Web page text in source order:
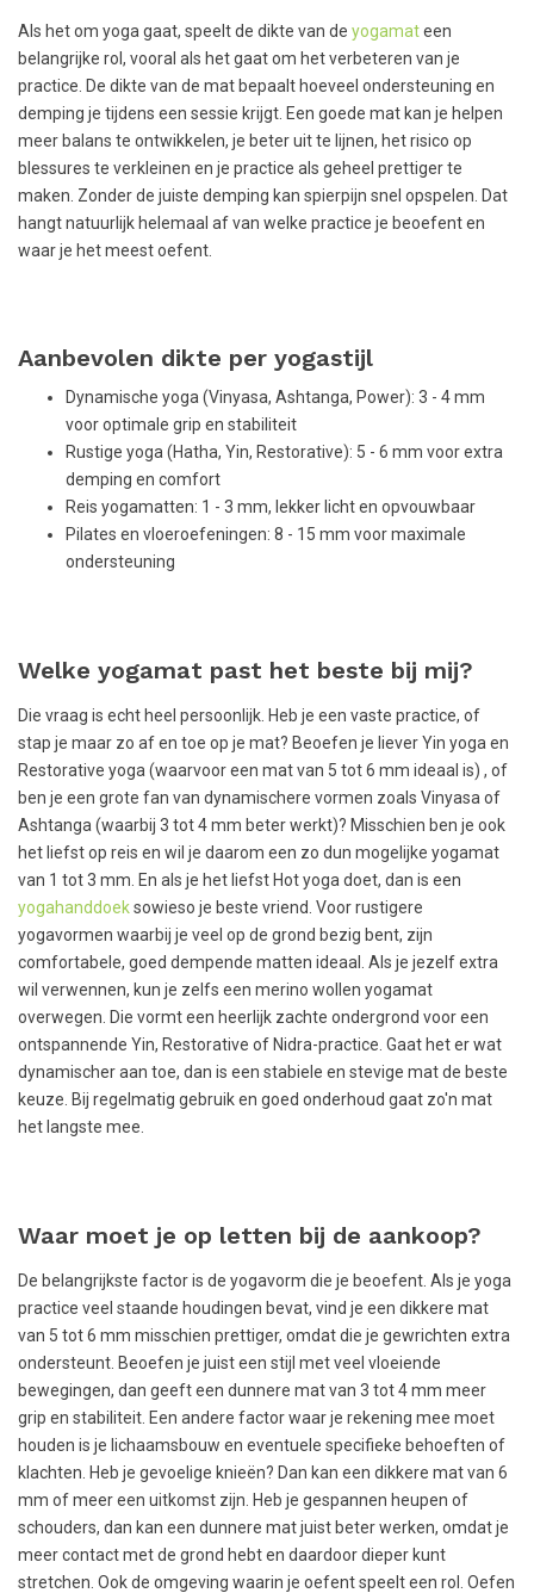
Als het om yoga gaat, speelt de dikte van de yogamateen
belangrijke rol, vooral als het gaat om het verbeteren van je
practice. De dikte van de mat bepaalt hoeveel ondersteuning en
demping je tijdens een sessie krijgt. Een goede mat kan je helpen
meer balans te ontwikkelen, je beter uit te lijnen, het risico op
blessures te verkleinen en je practice als geheel prettiger te
maken. Zonder de juiste demping kan spierpijn snel opspelen. Dat
hangt natuurlijk helemaal af van welke practice je beoefent en
waar je het meest oefent.
Aanbevolen dikte per yogastijl
Dynamische yoga (Vinyasa, Ashtanga, Power): 3 - 4 mm
voor optimale grip en stabiliteit
Rustige yoga (Hatha, Yin, Restorative): 5 - 6 mm voor extra
demping en comfort
Reis yogamatten: 1 - 3 mm, lekker licht en opvouwbaar
Pilates en vloeroefeningen: 8 - 15 mm voor maximale
ondersteuning
Welke yogamat past het beste bij mij?
Die vraag is echt heel persoonlijk. Heb je een vaste practice, of
stap je maar zo af en toe op je mat? Beoefen je liever Yin yoga en
Restorative yoga (waarvoor een mat van 5 tot 6 mm ideaal is) , of
ben je een grote fan van dynamischere vormen zoals Vinyasa of
Ashtanga (waarbij 3 tot 4 mm beter werkt)? Misschien ben je ook
het liefst op reis en wil je daarom een zo dun mogelijke yogamat
van 1 tot 3 mm. En als je het liefst Hot yoga doet, dan is een
yogahanddoeksowieso je beste vriend. Voor rustigere
yogavormen waarbij je veel op de grond bezig bent, zijn
comfortabele, goed dempende matten ideaal. Als je jezelf extra
wil verwennen, kun je zelfs een merino wollen yogamat
overwegen. Die vormt een heerlijk zachte ondergrond voor een
ontspannende Yin, Restorative of Nidra-practice. Gaat het er wat
dynamischer aan toe, dan is een stabiele en stevige mat de beste
keuze. Bij regelmatig gebruik en goed onderhoud gaat zo'n mat
het langste mee.
Waar moet je op letten bij de aankoop?
De belangrijkste factor is de yogavorm die je beoefent. Als je yoga
practice veel staande houdingen bevat, vind je een dikkere mat
van 5 tot 6 mm misschien prettiger, omdat die je gewrichten extra
ondersteunt. Beoefen je juist een stijl met veel vloeiende
bewegingen, dan geeft een dunnere mat van 3 tot 4 mm meer
grip en stabiliteit. Een andere factor waar je rekening mee moet
houden is je lichaamsbouw en eventuele specifieke behoeften of
klachten. Heb je gevoelige knieën? Dan kan een dikkere mat van 6
mm of meer een uitkomst zijn. Heb je gespannen heupen of
schouders, dan kan een dunnere mat juist beter werken, omdat je
meer contact met de grond hebt en daardoor dieper kunt
stretchen. Ook de omgeving waarin je oefent speelt een rol. Oefen